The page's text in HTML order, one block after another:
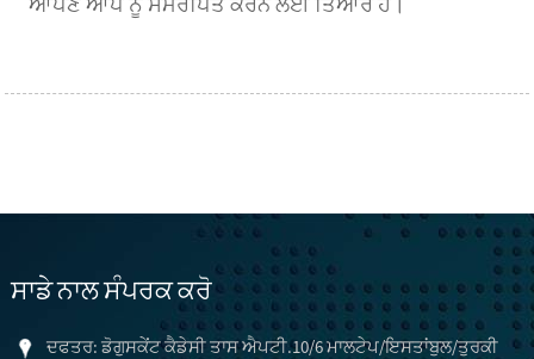
ਸਾਡੇ ਨਾਲ ਸੰਪਰਕ ਕਰੋ
ਦਫਤਰ: ਡੋਗੁਸਕੇਂਟ ਕੈਡੇਸੀ ਤਾਸ ਐਪਟੀ.10/6 ਮਾਲਟੇਪ/ਇਸਤਾਂਬੁਲ/ਤੁਰਕੀ